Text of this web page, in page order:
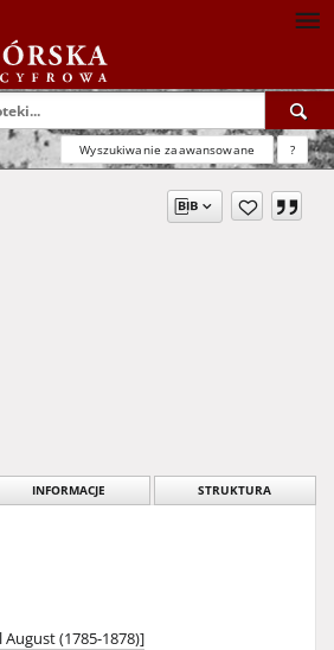
Wyszukiwanie zaawansowane ?
INFORMACJE STRUKTURA
(1785-1878)]